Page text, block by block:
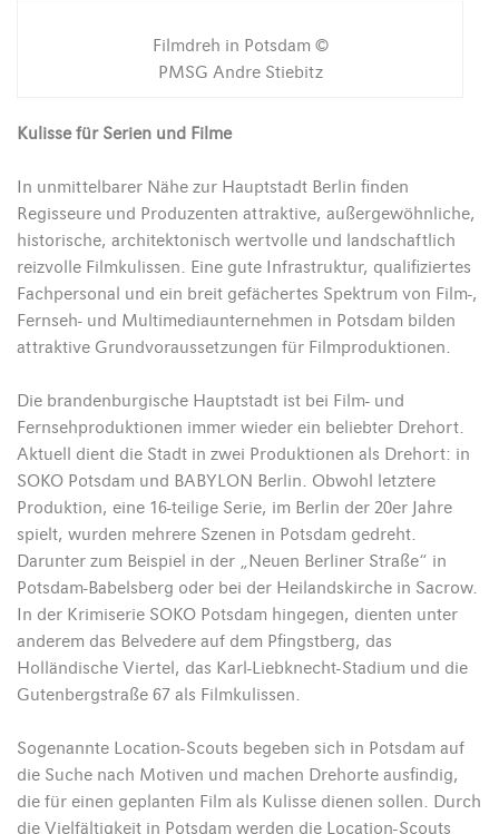
Filmdreh in Potsdam ©
PMSG Andre Stiebitz
Kulisse für Serien und Filme
In unmittelbarer Nähe zur Hauptstadt Berlin finden
Regisseure und Produzenten attraktive, außergewöhnliche,
historische, architektonisch wertvolle und landschaftlich
reizvolle Filmkulissen. Eine gute Infrastruktur, qualifiziertes
Fachpersonal und ein breit gefächertes Spektrum von Film-,
Fernseh- und Multimediaunternehmen in Potsdam bilden
attraktive Grundvoraussetzungen für Filmproduktionen.
Die brandenburgische Hauptstadt ist bei Film- und
Fernsehproduktionen immer wieder ein beliebter Drehort.
Aktuell dient die Stadt in zwei Produktionen als Drehort: in
SOKO Potsdam und BABYLON Berlin. Obwohl letztere
Produktion, eine 16-teilige Serie, im Berlin der 20er Jahre
spielt, wurden mehrere Szenen in Potsdam gedreht.
Darunter zum Beispiel in der „Neuen Berliner Straße“ in
Potsdam-Babelsberg oder bei der Heilandskirche in Sacrow.
In der Krimiserie SOKO Potsdam hingegen, dienten unter
anderem das Belvedere auf dem Pfingstberg, das
Holländische Viertel, das Karl-Liebknecht-Stadium und die
Gutenbergstraße 67 als Filmkulissen.
Sogenannte Location-Scouts begeben sich in Potsdam auf
die Suche nach Motiven und machen Drehorte ausfindig,
die für einen geplanten Film als Kulisse dienen sollen. Durch
die Vielfältigkeit in Potsdam werden die Location-Scouts